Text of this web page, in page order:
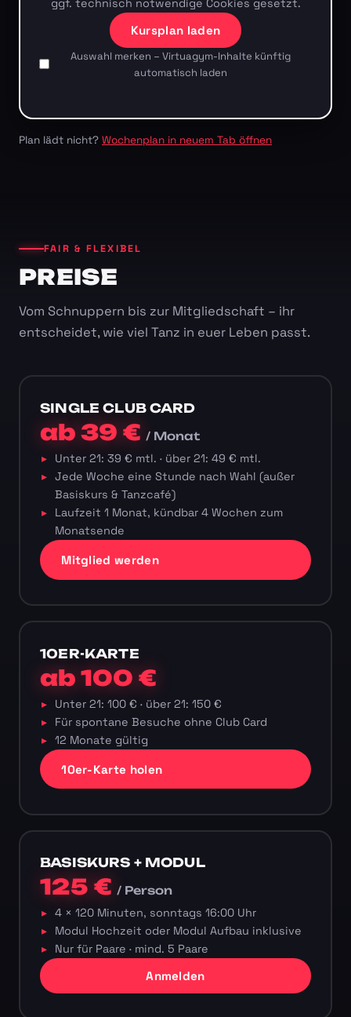
ggf. technisch notwendige Cookies gesetzt.
Kursplan laden
Auswahl merken – Virtuagym-Inhalte künftig
automatisch laden
Plan lädt nicht? Wochenplan in neuem Tab öffnen
FAIR & FLEXIBEL
PREISE
Vom Schnuppern bis zur Mitgliedschaft – ihr
entscheidet, wie viel Tanz in euer Leben passt.
SINGLE CLUB CARD
ab 39 €/ Monat
Unter 21: 39 € mtl. · über 21: 49 € mtl.
Jede Woche eine Stunde nach Wahl (außer
Basiskurs & Tanzcafé)
Laufzeit 1 Monat, kündbar 4 Wochen zum
Monatsende
Mitglied werden
10ER-KARTE
ab 100 €
Unter 21: 100 € · über 21: 150 €
Für spontane Besuche ohne Club Card
12 Monate gültig
10er-Karte holen
BASISKURS + MODUL
125 €/ Person
4 × 120 Minuten, sonntags 16:00 Uhr
Modul Hochzeit oder Modul Aufbau inklusive
Nur für Paare · mind. 5 Paare
Anmelden